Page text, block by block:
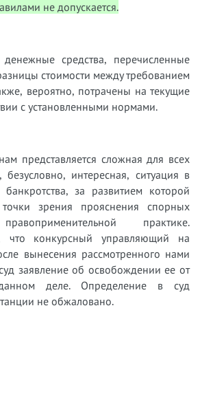
не допускается.
средства, перечисленные
стоимости между требованием
вероятно, потрачены на текущие
с установленными нормами.
представляется сложная для всех
безусловно, интересная, ситуация в
за развитием которой
зрения прояснения спорных
практике.
что конкурсный управляющий на
вынесения рассмотренного нами
заявление об освобождении ее от
деле. Определение в суд
не обжаловано.